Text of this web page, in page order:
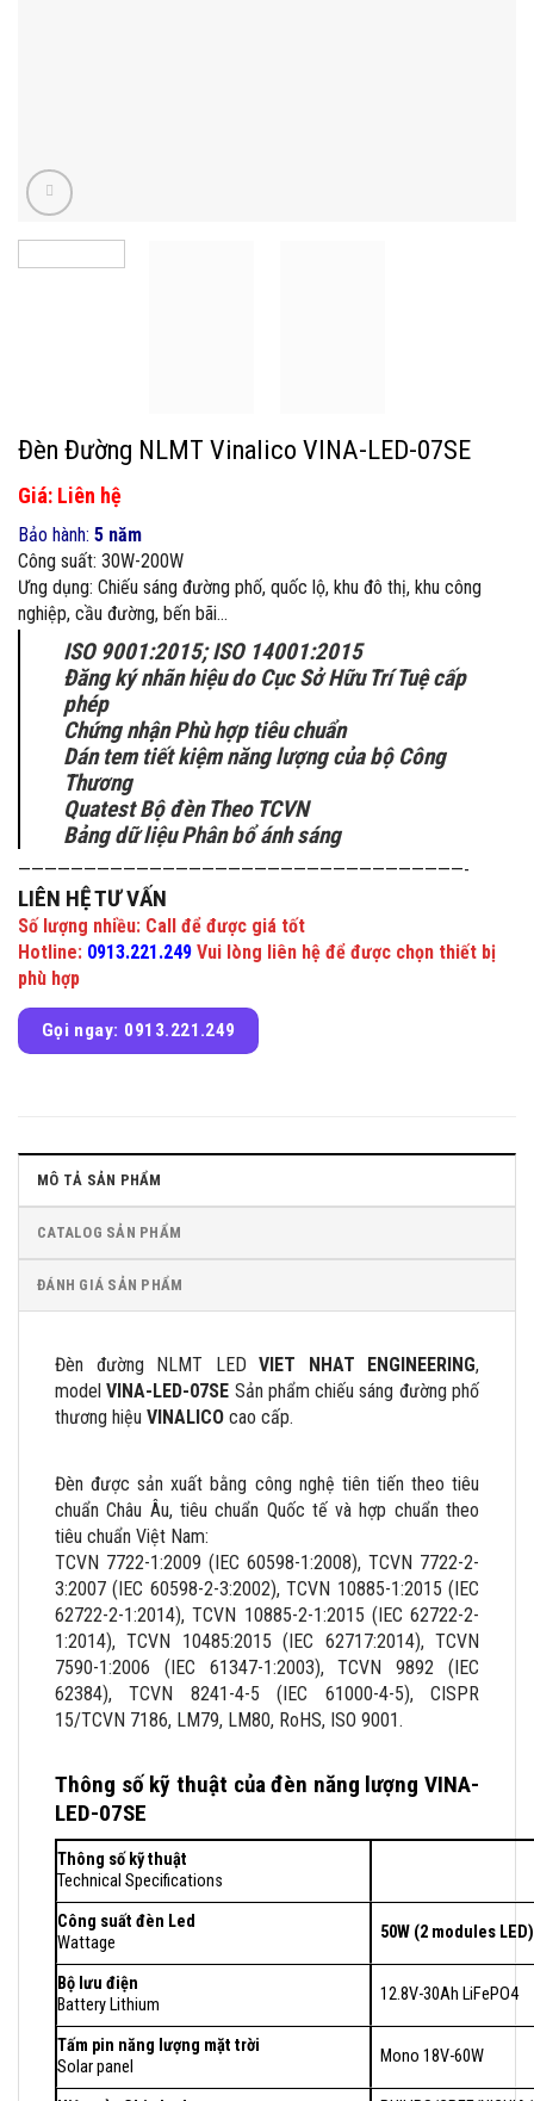
Đèn Đường NLMT Vinalico VINA-LED-07SE
Giá: Liên hệ
Bảo hành: 5 năm
Công suất: 30W-200W
Ưng dụng: Chiếu sáng đường phố, quốc lộ, khu đô thị, khu công
nghiệp, cầu đường, bến bãi…
ISO 9001:2015; ISO 14001:2015
Đăng ký nhãn hiệu do Cục Sở Hữu Trí Tuệ cấp
phép
Chứng nhận Phù hợp tiêu chuẩn
Dán tem tiết kiệm năng lượng của bộ Công
Thương
Quatest Bộ đèn Theo TCVN
Bảng dữ liệu Phân bổ ánh sáng
——————————————————————————————————-
LIÊN HỆ TƯ VẤN
Số lượng nhiều: Call để được giá tốt
Hotline: 0913.221.249 Vui lòng liên hệ để được chọn thiết bị
phù hợp
Gọi ngay: 0913.221.249
MÔ TẢ SẢN PHẨM
CATALOG SẢN PHẨM
ĐÁNH GIÁ SẢN PHẨM
Đèn đường NLMT LED VIET NHAT ENGINEERING,
modelVINA-LED-07SE Sản phẩm chiếu sáng đường phố
thương hiệu VINALICO cao cấp.
Đèn được sản xuất bằng công nghệ tiên tiến theo tiêu
chuẩn Châu Âu, tiêu chuẩn Quốc tế và hợp chuẩn theo
tiêu chuẩn Việt Nam:
TCVN 7722-1:2009 (IEC 60598-1:2008), TCVN 7722-2-
3:2007 (IEC 60598-2-3:2002), TCVN 10885-1:2015 (IEC
62722-2-1:2014), TCVN 10885-2-1:2015 (IEC 62722-2-
1:2014), TCVN 10485:2015 (IEC 62717:2014), TCVN
7590-1:2006 (IEC 61347-1:2003), TCVN 9892 (IEC
62384), TCVN 8241-4-5 (IEC 61000-4-5), CISPR
15/TCVN 7186, LM79, LM80, RoHS, ISO 9001.
Thông số kỹ thuật của đèn năng lượng VINA-
LED-07SE
Thông số kỹ thuật
Technical Specifications
Công suất đèn Led
Wattage
50W (2 modules LED)
Bộ lưu điện
Battery Lithium
12.8V-30Ah LiFePO4
Tấm pin năng lượng mặt trời
Solar panel
Mono 18V-60W